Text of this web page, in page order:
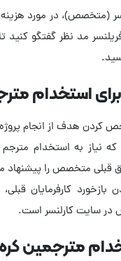
(متخصص)، در مورد
مد نظر گفتگو
استخدام
هدف از انجام پروژه
نیاز به استخدام
قبلی متخصص را پیشنهاد
بازخورد کارفرمایان
سایت کارلنسر است.
مترجمین